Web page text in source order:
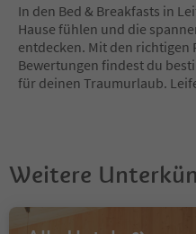
In den Bed & Breakfasts in
Hause fühlen und die
entdecken. Mit den
Bewertungen findest du
für deinen Traumurlaub.
Weitere